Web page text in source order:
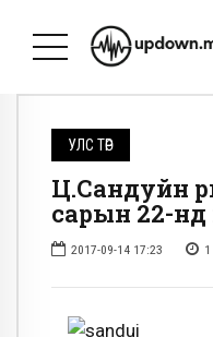
УЛС ТӨР
Ц.Сандуйн
сарын 22-нд
2017-09-14 17:23 1